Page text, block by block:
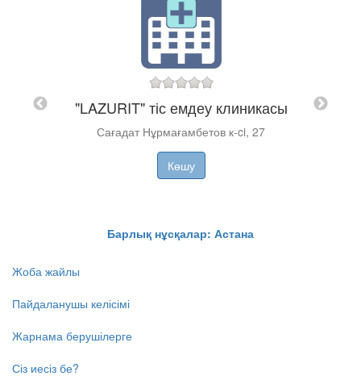
"LAZURIT" тіс емдеу клиникасы
Сағадат Нұрмағамбетов к-ci, 27​
Көшу
Барлық нұсқалар: Астана
Жоба жайлы
Пайдаланушы келісімі
Жарнама берушілерге
Сіз иесіз бе?